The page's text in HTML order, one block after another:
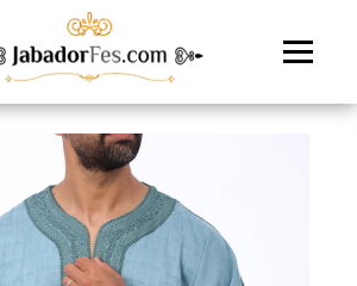
انتقل
المحتوى